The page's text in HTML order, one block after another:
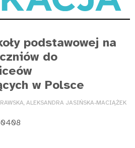
podstawowej na
do
w Polsce
ALEKSANDRA JASIŃSKA-MACIĄŻEK